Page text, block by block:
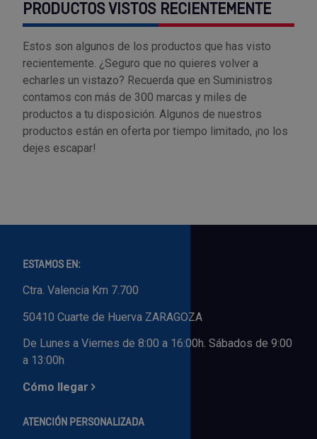
PRODUCTOS VISTOS RECIENTEMENTE
Estos son algunos de los productos que has visto
recientemente. ¿Seguro que no quieres volver a
echarles un vistazo? Recuerda que en Suministros
contamos con más de 300 marcas y miles de
productos a tu disposición. Algunos de nuestros
productos están en oferta por tiempo limitado, ¡no los
dejes escapar!
ESTAMOS EN:
Ctra. Valencia Km 7.700
50410 Cuarte de Huerva ZARAGOZA
De Lunes a Viernes de 8:00 a 16:00h. Sábados de 9:00
a 13:00h
Cómo llegar
ATENCIÓN PERSONALIZADA